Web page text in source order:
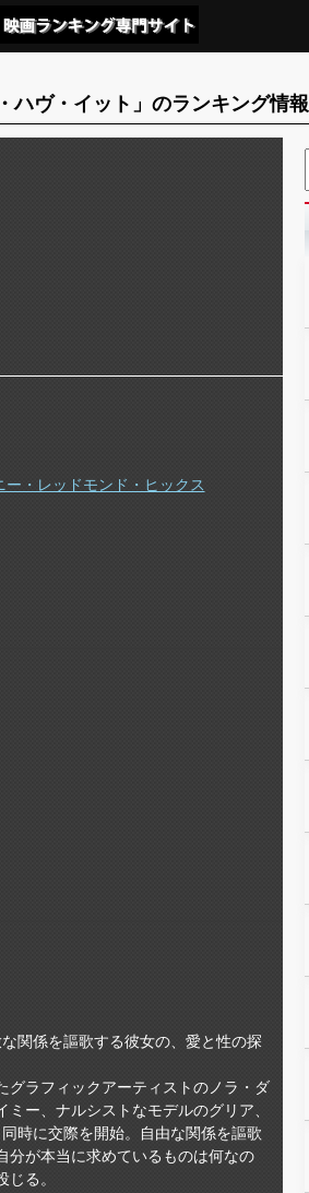
ハヴ・イット」のランキング情報
ー・レッドモンド・ヒックス
関係を謳歌する彼女の、愛と性の探
グラフィックアーティストのノラ・ダ
ー、ナルシストなモデルのグリア、
時に交際を開始。自由な関係を謳歌
分が本当に求めているものは何なの
る。